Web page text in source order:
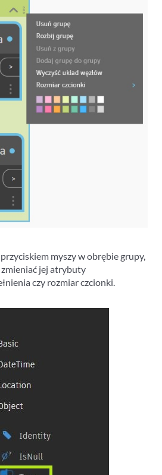
myszy w obrębie grupy,
zmieniać jej atrybuty
czy rozmiar czcionki.